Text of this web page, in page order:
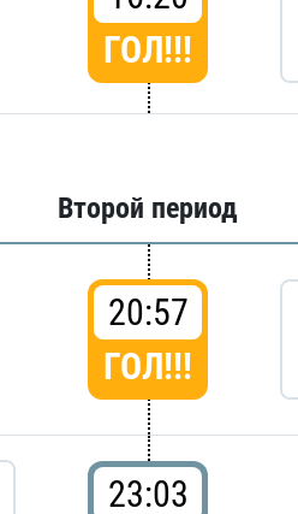
ГОЛ!!!
Второй период
20:57
ГОЛ!!!
23:03